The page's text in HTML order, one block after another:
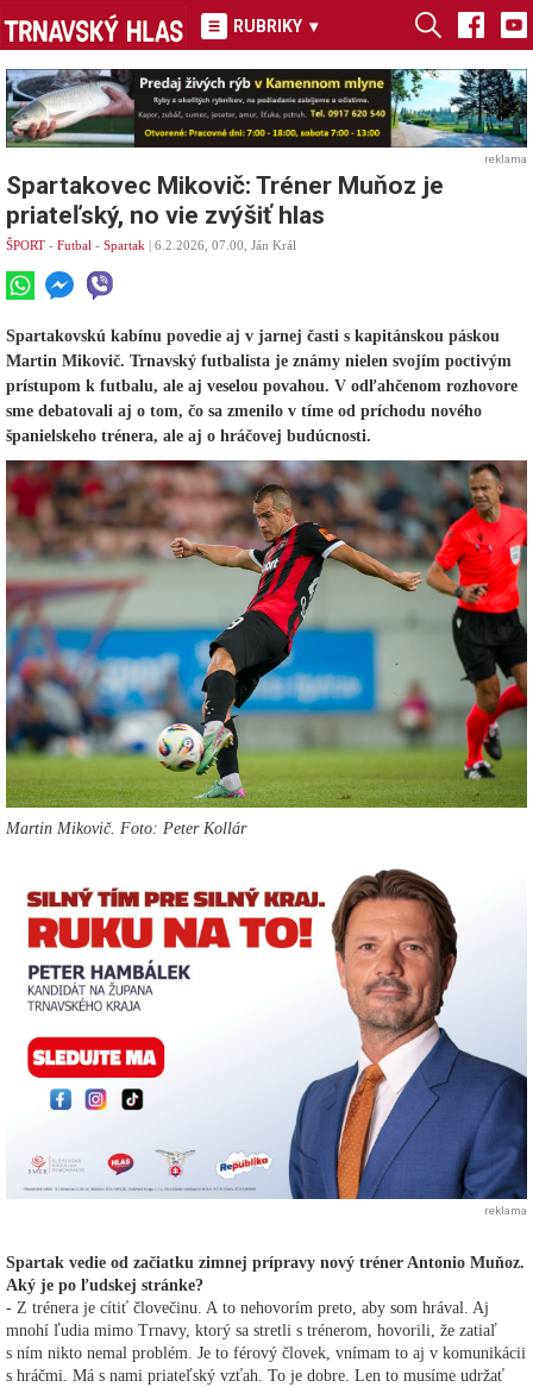
RUBRIKY ▾
reklama
Spartakovec Mikovič: Tréner Muňoz je
priateľský, no vie zvýšiť hlas
ŠPORT - Futbal - Spartak | 6.2.2026, 07.00, Ján Král
Spartakovskú kabínu povedie aj v jarnej časti s kapitánskou páskou
Martin Mikovič. Trnavský futbalista je známy nielen svojím poctivým
prístupom k futbalu, ale aj veselou povahou. V odľahčenom rozhovore
sme debatovali aj o tom, čo sa zmenilo v tíme od príchodu nového
španielskeho trénera, ale aj o hráčovej budúcnosti.
Martin Mikovič. Foto: Peter Kollár
reklama
Spartak vedie od začiatku zimnej prípravy nový tréner Antonio Muňoz.
Aký je po ľudskej stránke?
- Z trénera je cítiť človečinu. A to nehovorím preto, aby som hrával. Aj
mnohí ľudia mimo Trnavy, ktorý sa stretli s trénerom, hovorili, že zatiaľ
s ním nikto nemal problém. Je to férový človek, vnímam to aj v komunikácii
s hráčmi. Má s nami priateľský vzťah. To je dobre. Len to musíme udržať